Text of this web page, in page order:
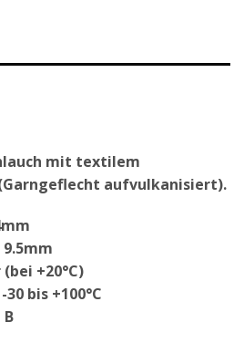
mit textilem
aufvulkanisiert).
+20°C)
bis +100°C
B